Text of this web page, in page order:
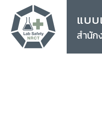
แบบ
สำนัก